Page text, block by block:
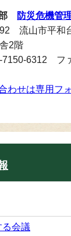
部
防災危機管
流山市平和
2階
7150-6312 フ
わせは専用フ
る会議